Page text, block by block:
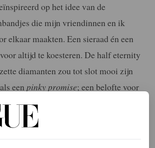
op het idee van de
die mijn vriendinnen en ik
elkaar maakten. Een sieraad én een
altijd te koesteren. De half eternity
diamanten zou tot slot mooi zijn
een pinky promise; een belofte voor
bruiden